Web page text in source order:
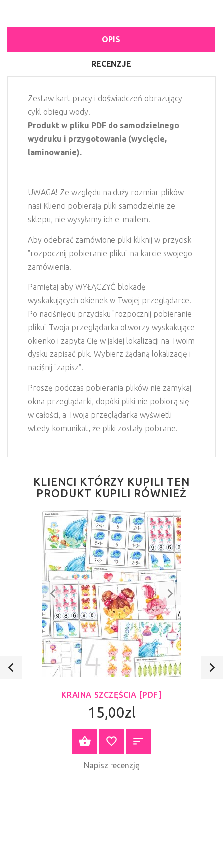
OPIS
RECENZJE
Zestaw kart pracy i doświadczeń obrazujący
cykl obiegu wody.
Produkt w pliku PDF do samodzielnego
wydruku i przygotowania (wycięcie,
laminowanie).
UWAGA! Ze względu na duży rozmiar plików
nasi Klienci pobierają pliki samodzielnie ze
sklepu, nie wysyłamy ich e-mailem.
Aby odebrać zamówione pliki kliknij w przycisk
"rozpocznij pobieranie pliku" na karcie swojego
zamówienia.
Pamiętaj aby WYŁĄCZYĆ blokadę
wyskakujących okienek w Twojej przeglądarce.
Po naciśnięciu przycisku "rozpocznij pobieranie
pliku" Twoja przeglądarka otworzy wyskakujące
okienko i zapyta Cię w jakiej lokalizacji na Twoim
dysku zapisać plik. Wybierz żądaną lokalizację i
naciśnij "zapisz".
Proszę podczas pobierania plików nie zamykaj
okna przeglądarki, dopóki pliki nie pobiorą się
w całości, a Twoja przeglądarka wyświetli
wtedy komunikat, że pliki zostały pobrane.
KLIENCI KTÓRZY KUPILI TEN
PRODUKT KUPILI RÓWNIEŻ
KRAINA SZCZĘŚCIA [PDF]
15,00zl
ZOBACZ PRODUKT
Napisz recenzję